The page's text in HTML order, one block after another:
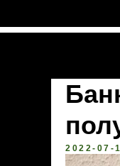
2022-07-